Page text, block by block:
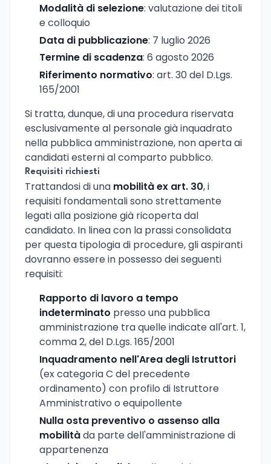
Modalità di selezione: valutazione dei titoli
e colloquio
Data di pubblicazione: 7 luglio 2026
Termine di scadenza: 6 agosto 2026
Riferimento normativo: art. 30 del D.Lgs.
165/2001
Si tratta, dunque, di una procedura riservata
esclusivamente al personale già inquadrato
nella pubblica amministrazione, non aperta ai
candidati esterni al comparto pubblico.
Requisiti richiesti
Trattandosi di una mobilità ex art. 30, i
requisiti fondamentali sono strettamente
legati alla posizione già ricoperta dal
candidato. In linea con la prassi consolidata
per questa tipologia di procedure, gli aspiranti
dovranno essere in possesso dei seguenti
requisiti:
Rapporto di lavoro a tempo
indeterminato presso una pubblica
amministrazione tra quelle indicate all'art. 1,
comma 2, del D.Lgs. 165/2001
Inquadramento nell'Area degli Istruttori
(ex categoria C del precedente
ordinamento) con profilo di Istruttore
Amministrativo o equipollente
Nulla osta preventivo o assenso alla
mobilitàda parte dell'amministrazione di
appartenenza